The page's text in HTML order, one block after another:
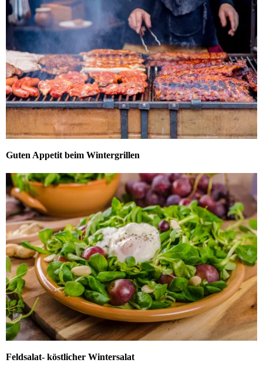
Guten Appetit beim Wintergrillen
Feldsalat- köstlicher Wintersalat